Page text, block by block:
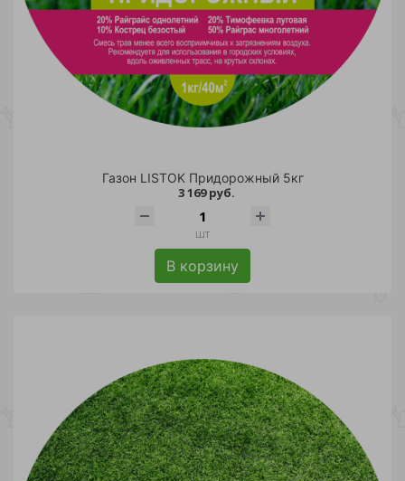
Газон LISTOK Придорожный 5кг
3 169 руб.
шт
В корзину